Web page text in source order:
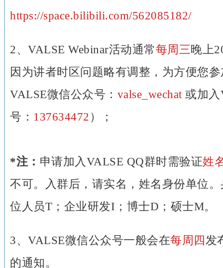
https://space.bilibili.com/562085182/
2、VALSE Webinar活动通常每周三晚上
因为讲者时区问题略有调整，为方便您
VALSE微信公众号： valse_wechat 或加
号： 137634472 ）；
*注： 申请加入VALSE QQ群时需验证姓
不可。入群后，请实名，姓名身份单位
位人员T；企业研发I；博士D；硕士M。
3、VALSE微信公众号一般会在每周四 发
的通知。